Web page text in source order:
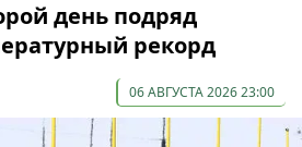
день подряд
рекорд
06 АВГУСТА 2026 23:00